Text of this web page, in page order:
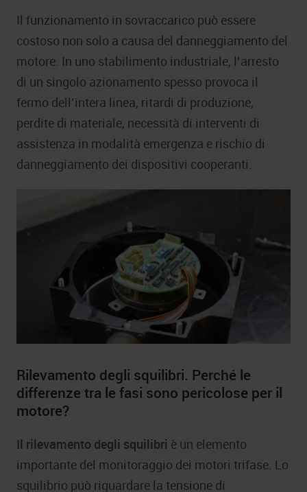
Il funzionamento in sovraccarico può essere
costoso non solo a causa del danneggiamento del
motore. In uno stabilimento industriale, l’arresto
di un singolo azionamento spesso provoca il
fermo dell’intera linea, ritardi di produzione,
perdite di materiale, necessità di interventi di
assistenza in modalità emergenza e rischio di
danneggiamento dei dispositivi cooperanti.
Rilevamento degli squilibri. Perché le
differenze tra le fasi sono pericolose per il
motore?
Il rilevamento degli squilibri è un elemento
importante del monitoraggio dei motori trifase. Lo
squilibrio può riguardare la tensione di